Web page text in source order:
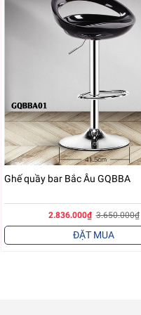
êm ái, dễ chịu
Ghế quầy bar Bắc Âu GQBBA
2.836.000₫ 3.650.000₫
ĐẶT MUA